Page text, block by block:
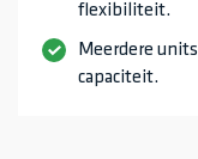
flexibiliteit.
Meerdere
capaciteit.